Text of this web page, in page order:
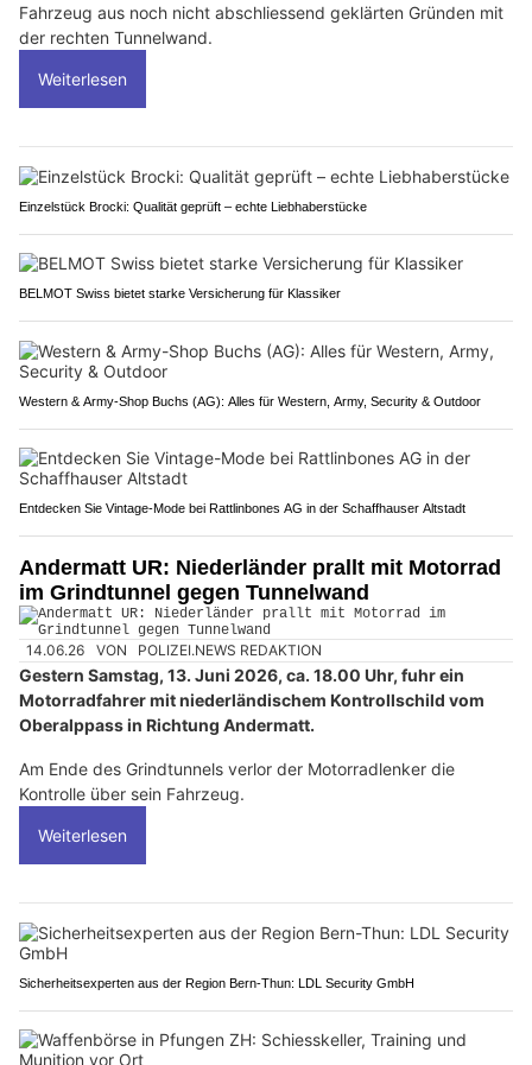
Fahrzeug aus noch nicht abschliessend geklärten Gründen mit
der rechten Tunnelwand.
Weiterlesen
Einzelstück Brocki: Qualität geprüft – echte Liebhaberstücke
BELMOT Swiss bietet starke Versicherung für Klassiker
Western & Army-Shop Buchs (AG): Alles für Western, Army, Security & Outdoor
Entdecken Sie Vintage-Mode bei Rattlinbones AG in der Schaffhauser Altstadt
Andermatt UR: Niederländer prallt mit Motorrad
im Grindtunnel gegen Tunnelwand
14.06.26 VON POLIZEI.NEWS REDAKTION
Gestern Samstag, 13. Juni 2026, ca. 18.00 Uhr, fuhr ein
Motorradfahrer mit niederländischem Kontrollschild vom
Oberalppass in Richtung Andermatt.
Am Ende des Grindtunnels verlor der Motorradlenker die
Kontrolle über sein Fahrzeug.
Weiterlesen
Sicherheitsexperten aus der Region Bern-Thun: LDL Security GmbH